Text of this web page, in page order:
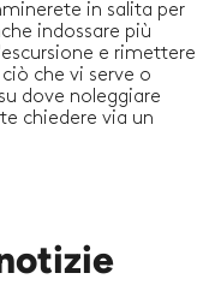
in salita per
indossare più
e rimettere
che vi serve o
dove noleggiare
chiedere via un